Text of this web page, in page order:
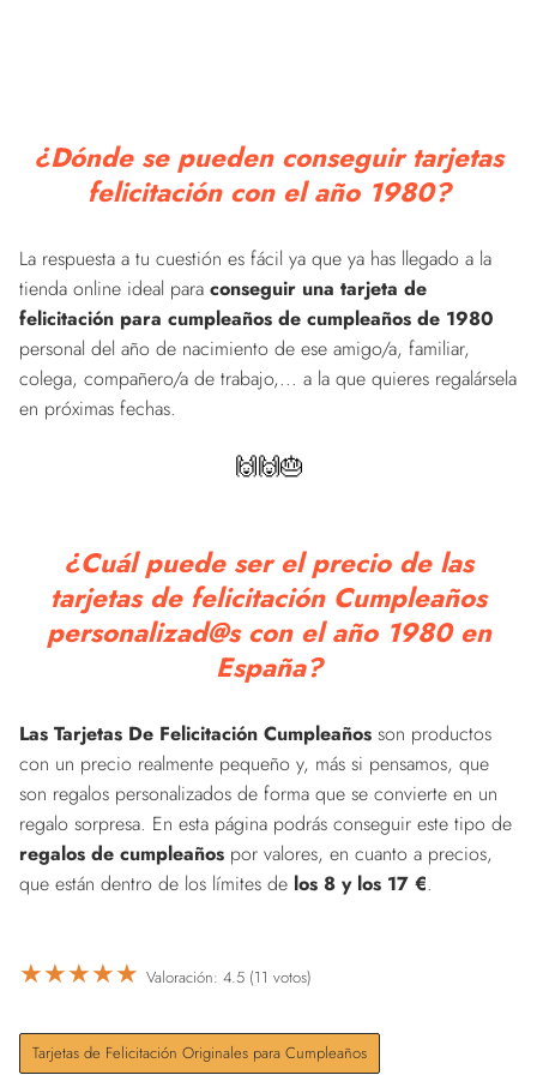
¿Dónde se pueden conseguir tarjetas
felicitación con el año 1980?
La respuesta a tu cuestión es fácil ya que ya has llegado a la
tienda online ideal para conseguir una tarjeta de
felicitación para cumpleaños de cumpleaños de 1980
personal del año de nacimiento de ese amigo/a, familiar,
colega, compañero/a de trabajo,... a la que quieres regalársela
en próximas fechas.
🙌🙌🎂
¿Cuál puede ser el precio de las
tarjetas de felicitación Cumpleaños
personalizad@s con el año 1980 en
España?
Las Tarjetas De Felicitación Cumpleaños son productos
con un precio realmente pequeño y, más si pensamos, que
son regalos personalizados de forma que se convierte en un
regalo sorpresa. En esta página podrás conseguir este tipo de
regalos de cumpleaños por valores, en cuanto a precios,
que están dentro de los límites de los 8 y los 17 €.
★★★★★ Valoración: 4.5 (11 votos)
Tarjetas de Felicitación Originales para Cumpleaños